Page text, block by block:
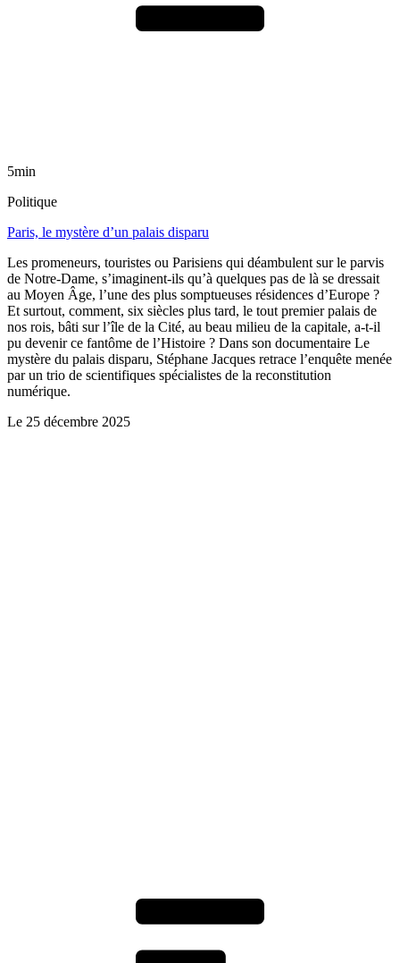
5min
Politique
Paris, le mystère d’un palais disparu
Les promeneurs, touristes ou Parisiens qui déambulent sur le parvis
de Notre-Dame, s’imaginent-ils qu’à quelques pas de là se dressait
au Moyen Âge, l’une des plus somptueuses résidences d’Europe ?
Et surtout, comment, six siècles plus tard, le tout premier palais de
nos rois, bâti sur l’île de la Cité, au beau milieu de la capitale, a-t-il
pu devenir ce fantôme de l’Histoire ? Dans son documentaire Le
mystère du palais disparu, Stéphane Jacques retrace l’enquête menée
par un trio de scientifiques spécialistes de la reconstitution
numérique.
Le 25 décembre 2025